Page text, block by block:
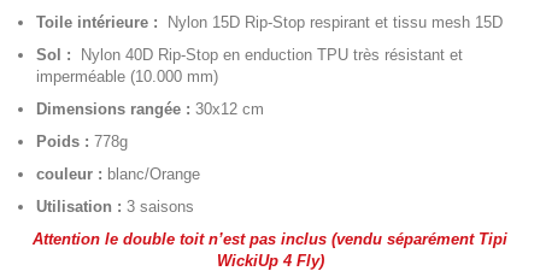
Toile intérieure : Nylon 15D Rip-Stop respirant et tissu mesh 15D
Sol : Nylon 40D Rip-Stop en enduction TPU très résistant et
imperméable (10.000 mm)
Dimensions rangée : 30x12 cm
Poids : 778g
couleur : blanc/Orange
Utilisation : 3 saisons
Attention le double toit n’est pas inclus (vendu séparément Tipi
WickiUp 4 Fly)